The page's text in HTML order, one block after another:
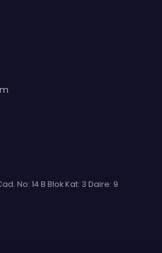
No: 14 B Blok Kat: 3 Daire: 9